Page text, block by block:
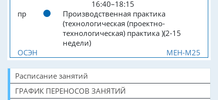
16:40–18:15
пр
Производственная практика
(технологическая (проектно-
технологическая) практика )(2-15
недели)
ОСЭН
МЕН-М25
Расписание занятий
ГРАФИК ПЕРЕНОСОВ ЗАНЯТИЙ